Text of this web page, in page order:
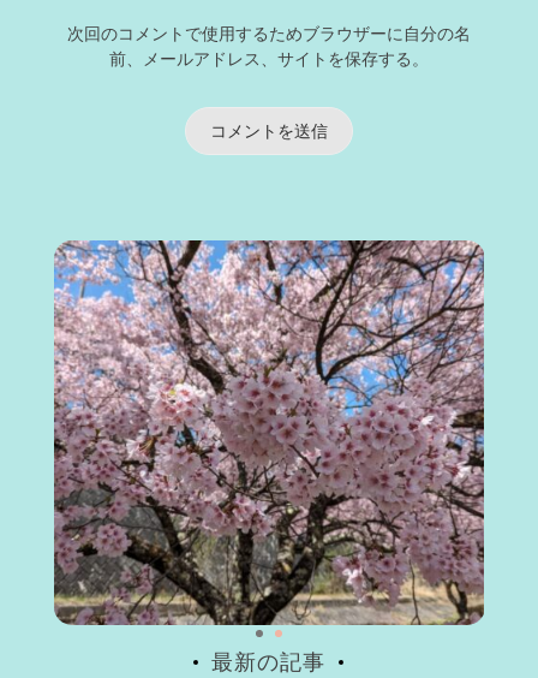
次回のコメントで使用するためブラウザーに自分の名
前、メールアドレス、サイトを保存する。
最新の記事